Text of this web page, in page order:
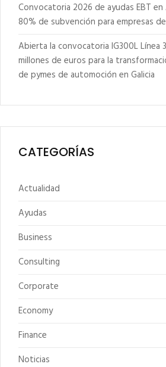
Convocatoria 2026 de ayudas EBT
80% de subvención para empresas
Abierta la convocatoria IG300L Línea
millones de euros para la
de pymes de automoción en Galicia
CATEGORÍAS
Actualidad
Ayudas
Business
Consulting
Corporate
Economy
Finance
Noticias